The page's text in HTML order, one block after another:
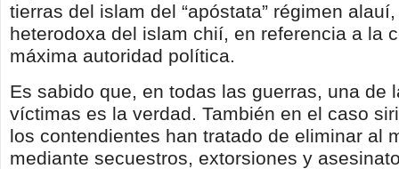
tierras del islam del “apóstata” régimen
heterodoxa del islam chií, en referencia a la
máxima autoridad política.
Es sabido que, en todas las guerras, una de
víctimas es la verdad. También en el caso
los contendientes han tratado de eliminar al
mediante secuestros, extorsiones y